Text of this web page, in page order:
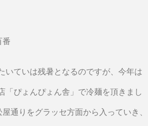
いていは残暑となるのですが、今年は
「ぴょんぴょん舎」で冷麺を頂きまし
通りをグラッセ方面から入っていき、